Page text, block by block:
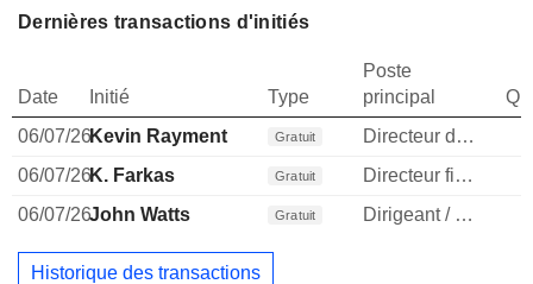
Dernières transactions d'initiés
Date Initié Type
Poste
principal
06/07/26Kevin Rayment Gratuit
Directeur des operations
06/07/26K. Farkas Gratuit
Directeur financier
06/07/26John Watts Gratuit Dirigeant / cadre principal
Historique des transactions